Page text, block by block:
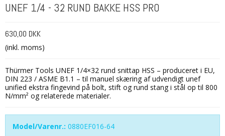
UNEF 1/4 - 32 RUND BAKKE HSS PRO
630,00 DKK
(inkl. moms)
Thürmer Tools UNEF 1/4×32 rund snittap HSS – produceret i EU,
DIN 223 / ASME B1.1 – til manuel skæring af udvendigt unef
unified ekstra fingevind på bolt, stift og rund stang i stål op til 800
N/mm² og relaterede materialer.
Model/Varenr.: 0880EF016-64